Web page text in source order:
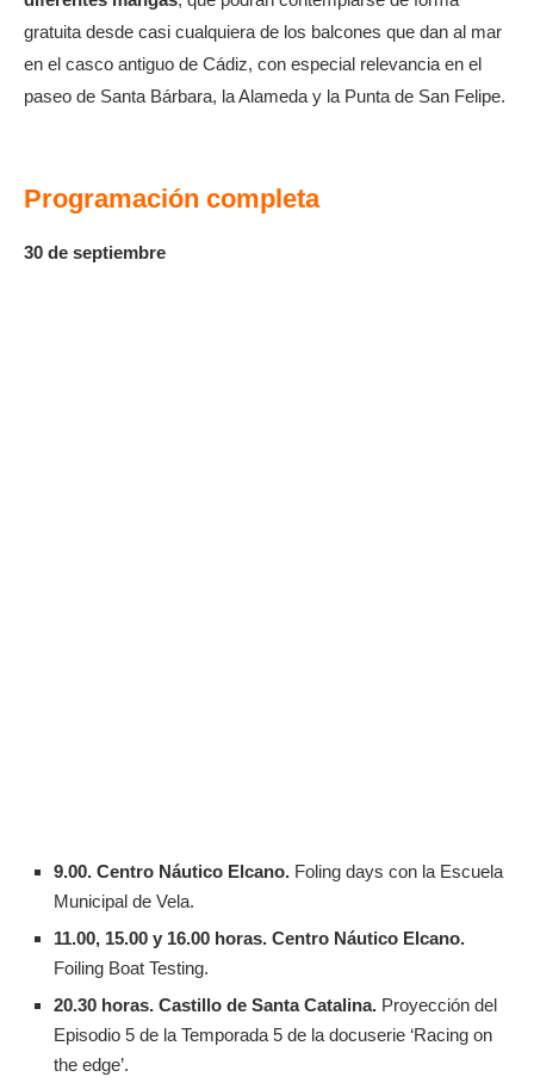
gratuita desde casi cualquiera de los balcones que dan al mar
en el casco antiguo de Cádiz, con especial relevancia en el
paseo de Santa Bárbara, la Alameda y la Punta de San Felipe.
Programación completa
30 de septiembre
9.00. Centro Náutico Elcano. Foling days con la Escuela
Municipal de Vela.
11.00, 15.00 y 16.00 horas. Centro Náutico Elcano.
Foiling Boat Testing.
20.30 horas. Castillo de Santa Catalina. Proyección del
Episodio 5 de la Temporada 5 de la docuserie ‘Racing on
the edge’.